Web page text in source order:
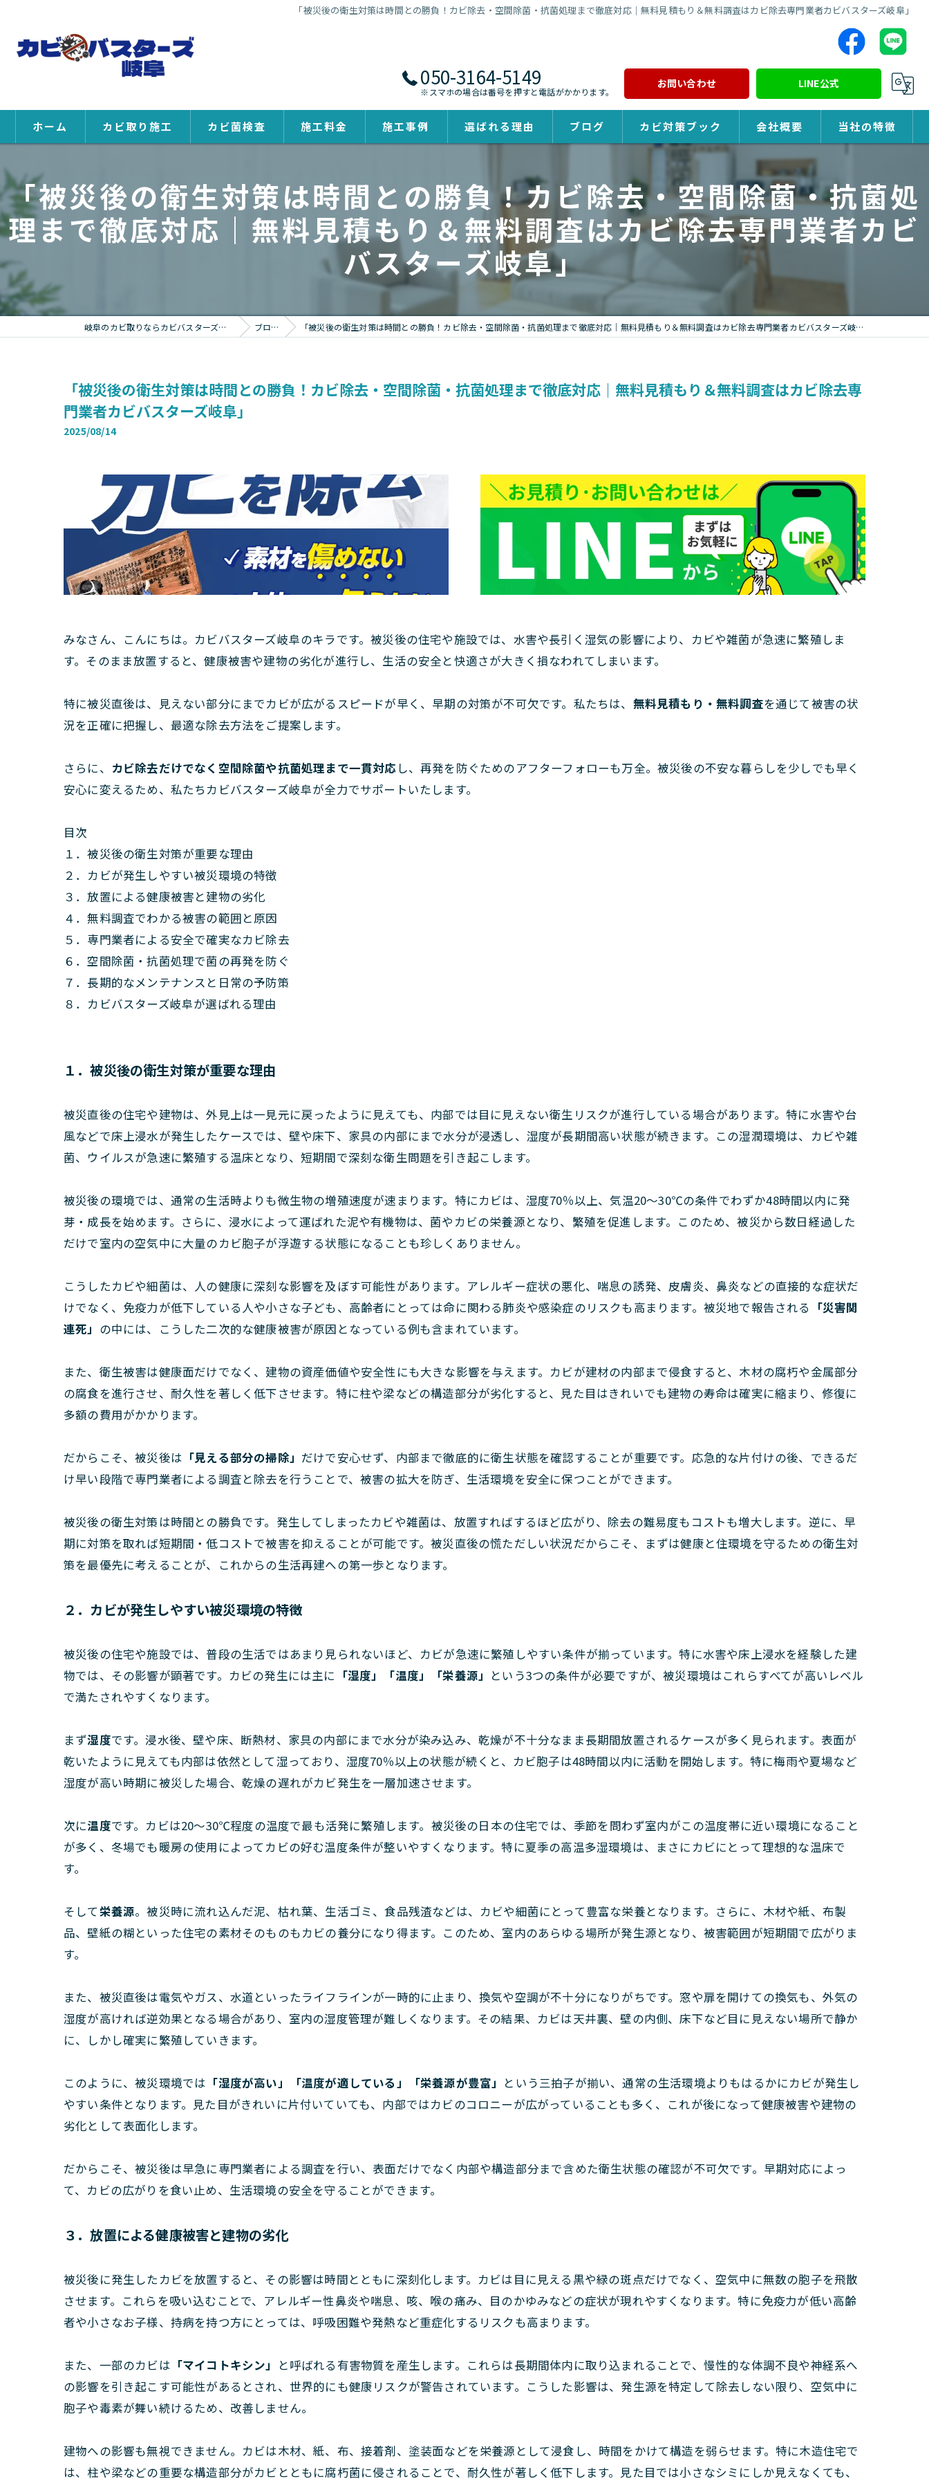
「被災後の衛生対策は時間との勝負！カビ除去・空間除菌・抗菌処理まで徹底対応｜無料見積もり＆無料調査はカビ除去専門業者カビバスターズ岐阜」
050-3164-5149
※スマホの場合は番号を押すと電話がかかります。
お問い合わせ LINE公式
ホーム カビ取り施工 カビ菌検査 施工料金 施工事例 選ばれる理由 ブログ カビ対策ブック 会社概要 当社の特徴
除カビ
防カビ
「被災後の衛生対策は時間との勝負！カビ除去・空間除菌・抗菌処
理まで徹底対応｜無料見積もり＆無料調査はカビ除去専門業者カビ
バスターズ岐阜」
岐阜のカビ取りならカビバスターズ岐阜 ブログ 「被災後の衛生対策は時間との勝負！カビ除去・空間除菌・抗菌処理まで徹底対応｜無料見積もり＆無料調査はカビ除去専門業者カビバスターズ岐阜」
「被災後の衛生対策は時間との勝負！カビ除去・空間除菌・抗菌処理まで徹底対応｜無料見積もり＆無料調査はカビ除去専
門業者カビバスターズ岐阜」
2025/08/14
みなさん、こんにちは。カビバスターズ岐阜のキラです。被災後の住宅や施設では、水害や長引く湿気の影響により、カビや雑菌が急速に繁殖しま
す。そのまま放置すると、健康被害や建物の劣化が進行し、生活の安全と快適さが大きく損なわれてしまいます。
特に被災直後は、見えない部分にまでカビが広がるスピードが早く、早期の対策が不可欠です。私たちは、 無料見積もり・無料調査を通じて被害の状
況を正確に把握し、最適な除去方法をご提案します。
さらに、 カビ除去だけでなく空間除菌や抗菌処理まで一貫対応 し、再発を防ぐためのアフターフォローも万全。被災後の不安な暮らしを少しでも早く
安心に変えるため、私たちカビバスターズ岐阜が全力でサポートいたします。
目次
１．被災後の衛生対策が重要な理由
２．カビが発生しやすい被災環境の特徴
３．放置による健康被害と建物の劣化
４．無料調査でわかる被害の範囲と原因
５．専門業者による安全で確実なカビ除去
６．空間除菌・抗菌処理で菌の再発を防ぐ
７．長期的なメンテナンスと日常の予防策
８．カビバスターズ岐阜が選ばれる理由
１．被災後の衛生対策が重要な理由
被災直後の住宅や建物は、外見上は一見元に戻ったように見えても、内部では目に見えない衛生リスクが進行している場合があります。特に水害や台
風などで床上浸水が発生したケースでは、壁や床下、家具の内部にまで水分が浸透し、湿度が長期間高い状態が続きます。この湿潤環境は、カビや雑
菌、ウイルスが急速に繁殖する温床となり、短期間で深刻な衛生問題を引き起こします。
被災後の環境では、通常の生活時よりも微生物の増殖速度が速まります。特にカビは、湿度70％以上、気温20〜30℃の条件でわずか48時間以内に発
芽・成長を始めます。さらに、浸水によって運ばれた泥や有機物は、菌やカビの栄養源となり、繁殖を促進します。このため、被災から数日経過した
だけで室内の空気中に大量のカビ胞子が浮遊する状態になることも珍しくありません。
こうしたカビや細菌は、人の健康に深刻な影響を及ぼす可能性があります。アレルギー症状の悪化、喘息の誘発、皮膚炎、鼻炎などの直接的な症状だ
けでなく、免疫力が低下している人や小さな子ども、高齢者にとっては命に関わる肺炎や感染症のリスクも高まります。被災地で報告される
「災害関
連死」 の中には、こうした二次的な健康被害が原因となっている例も含まれています。
また、衛生被害は健康面だけでなく、建物の資産価値や安全性にも大きな影響を与えます。カビが建材の内部まで侵食すると、木材の腐朽や金属部分
の腐食を進行させ、耐久性を著しく低下させます。特に柱や梁などの構造部分が劣化すると、見た目はきれいでも建物の寿命は確実に縮まり、修復に
多額の費用がかかります。
だからこそ、被災後は 「見える部分の掃除」 だけで安心せず、内部まで徹底的に衛生状態を確認することが重要です。応急的な片付けの後、できるだ
け早い段階で専門業者による調査と除去を行うことで、被害の拡大を防ぎ、生活環境を安全に保つことができます。
被災後の衛生対策は時間との勝負です。発生してしまったカビや雑菌は、放置すればするほど広がり、除去の難易度もコストも増大します。逆に、早
期に対策を取れば短期間・低コストで被害を抑えることが可能です。被災直後の慌ただしい状況だからこそ、まずは健康と住環境を守るための衛生対
策を最優先に考えることが、これからの生活再建への第一歩となります。
２．カビが発生しやすい被災環境の特徴
被災後の住宅や施設では、普段の生活ではあまり見られないほど、カビが急速に繁殖しやすい条件が揃っています。特に水害や床上浸水を経験した建
物では、その影響が顕著です。カビの発生には主に 「湿度」「温度」「栄養源」 という3つの条件が必要ですが、被災環境はこれらすべてが高いレベル
で満たされやすくなります。
まず湿度です。浸水後、壁や床、断熱材、家具の内部にまで水分が染み込み、乾燥が不十分なまま長期間放置されるケースが多く見られます。表面が
乾いたように見えても内部は依然として湿っており、湿度70％以上の状態が続くと、カビ胞子は48時間以内に活動を開始します。特に梅雨や夏場など
湿度が高い時期に被災した場合、乾燥の遅れがカビ発生を一層加速させます。
次に温度です。カビは20〜30℃程度の温度で最も活発に繁殖します。被災後の日本の住宅では、季節を問わず室内がこの温度帯に近い環境になること
が多く、冬場でも暖房の使用によってカビの好む温度条件が整いやすくなります。特に夏季の高温多湿環境は、まさにカビにとって理想的な温床で
す。
そして栄養源。被災時に流れ込んだ泥、枯れ葉、生活ゴミ、食品残渣などは、カビや細菌にとって豊富な栄養となります。さらに、木材や紙、布製
品、壁紙の糊といった住宅の素材そのものもカビの養分になり得ます。このため、室内のあらゆる場所が発生源となり、被害範囲が短期間で広がりま
す。
また、被災直後は電気やガス、水道といったライフラインが一時的に止まり、換気や空調が不十分になりがちです。窓や扉を開けての換気も、外気の
湿度が高ければ逆効果となる場合があり、室内の湿度管理が難しくなります。その結果、カビは天井裏、壁の内側、床下など目に見えない場所で静か
に、しかし確実に繁殖していきます。
このように、被災環境では 「湿度が高い」「温度が適している」「栄養源が豊富」 という三拍子が揃い、通常の生活環境よりもはるかにカビが発生し
やすい条件となります。見た目がきれいに片付いていても、内部ではカビのコロニーが広がっていることも多く、これが後になって健康被害や建物の
劣化として表面化します。
だからこそ、被災後は早急に専門業者による調査を行い、表面だけでなく内部や構造部分まで含めた衛生状態の確認が不可欠です。早期対応によっ
て、カビの広がりを食い止め、生活環境の安全を守ることができます。
３．放置による健康被害と建物の劣化
被災後に発生したカビを放置すると、その影響は時間とともに深刻化します。カビは目に見える黒や緑の斑点だけでなく、空気中に無数の胞子を飛散
させます。これらを吸い込むことで、アレルギー性鼻炎や喘息、咳、喉の痛み、目のかゆみなどの症状が現れやすくなります。特に免疫力が低い高齢
者や小さなお子様、持病を持つ方にとっては、呼吸困難や発熱など重症化するリスクも高まります。
また、一部のカビは 「マイコトキシン」
と呼ばれる有害物質を産生します。これらは長期間体内に取り込まれることで、慢性的な体調不良や神経系へ
の影響を引き起こす可能性があるとされ、世界的にも健康リスクが警告されています。こうした影響は、発生源を特定して除去しない限り、空気中に
胞子や毒素が舞い続けるため、改善しません。
建物への影響も無視できません。カビは木材、紙、布、接着剤、塗装面などを栄養源として浸食し、時間をかけて構造を弱らせます。特に木造住宅で
は、柱や梁などの重要な構造部分がカビとともに腐朽菌に侵されることで、耐久性が著しく低下します。見た目では小さなシミにしか見えなくても、